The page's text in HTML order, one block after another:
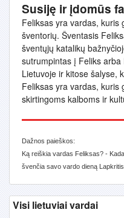
Susiję ir įdomūs
Feliksas yra vardas, kuris
šventorių. Šventasis
šventųjų katalikų
sutrumpintas į Feliks
Lietuvoje ir kitose šalyse,
Feliksas yra vardas, kuris
skirtingoms kalboms ir
Dažnos paieškos:
Ką reiškia vardas Feliksas? -
švenčia savo vardo dieną
Visi lietuviai vardai